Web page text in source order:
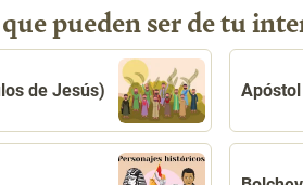
pueden ser de tu
de Jesús) Apóstol